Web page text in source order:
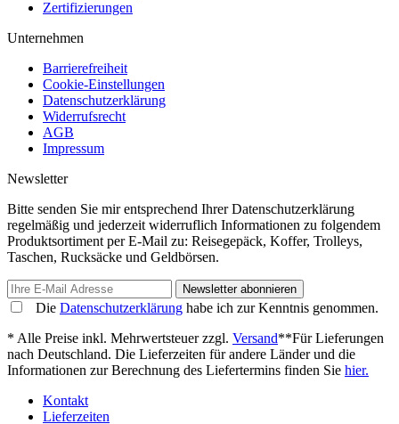
Zertifizierungen
Unternehmen
Barrierefreiheit
Cookie-Einstellungen
Datenschutzerklärung
Widerrufsrecht
AGB
Impressum
Newsletter
Bitte senden Sie mir entsprechend Ihrer Datenschutzerklärung
regelmäßig und jederzeit widerruflich Informationen zu folgendem
Produktsortiment per E-Mail zu: Reisegepäck, Koffer, Trolleys,
Taschen, Rucksäcke und Geldbörsen.
Newsletter abonnieren
Die Datenschutzerklärung habe ich zur Kenntnis genommen.
* Alle Preise inkl. Mehrwertsteuer zzgl. Versand**Für Lieferungen
nach Deutschland. Die Lieferzeiten für andere Länder und die
Informationen zur Berechnung des Liefertermins finden Sie hier.
Kontakt
Lieferzeiten